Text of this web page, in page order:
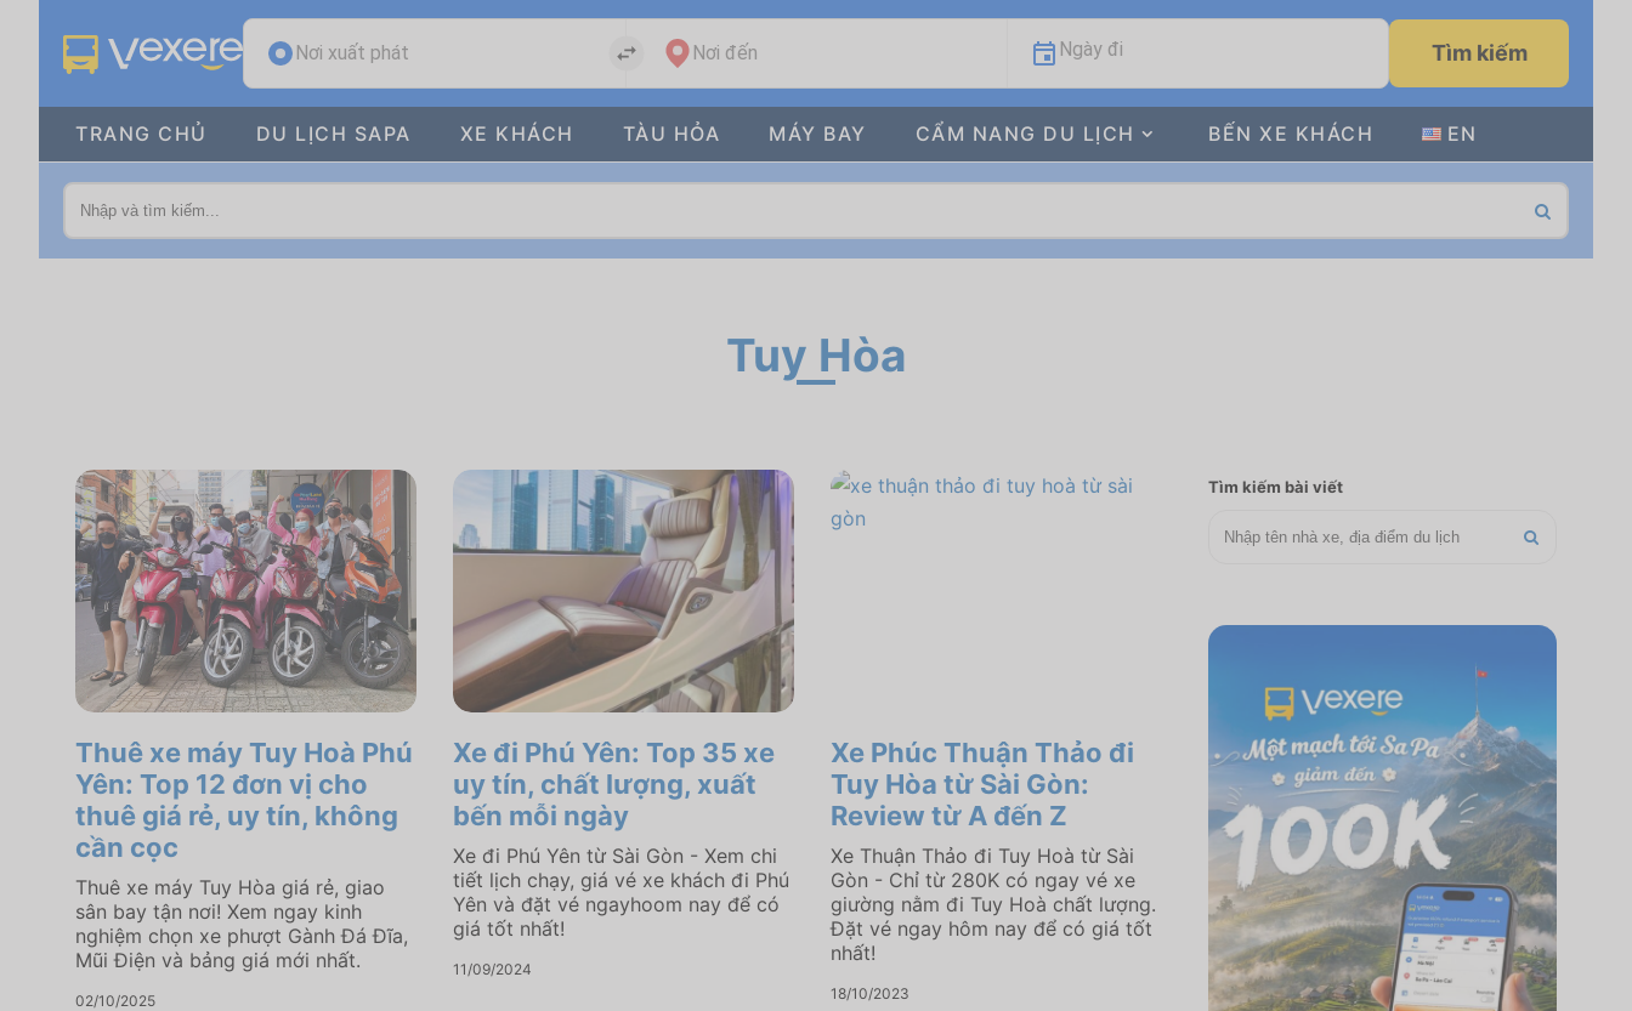
Nơi xuất phát Nơi đến Ngày đi Tìm kiếm
TRANG CHỦ DU LỊCH SAPA XE KHÁCH TÀU HỎA MÁY BAY CẨM NANG DU LỊCH BẾN XE KHÁCH EN
Tuy Hòa
Thuê xe máy Tuy Hoà Phú
Yên: Top 12 đơn vị cho
thuê giá rẻ, uy tín, không
cần cọc
Thuê xe máy Tuy Hòa giá rẻ, giao
sân bay tận nơi! Xem ngay kinh
nghiệm chọn xe phượt Gành Đá Đĩa,
Mũi Điện và bảng giá mới nhất.
02/10/2025
Xe đi Phú Yên: Top 35 xe
uy tín, chất lượng, xuất
bến mỗi ngày
Xe đi Phú Yên từ Sài Gòn - Xem chi
tiết lịch chạy, giá vé xe khách đi Phú
Yên và đặt vé ngayhoom nay để có
giá tốt nhất!
11/09/2024
Xe Phúc Thuận Thảo đi
Tuy Hòa từ Sài Gòn:
Review từ A đến Z
Xe Thuận Thảo đi Tuy Hoà từ Sài
Gòn - Chỉ từ 280K có ngay vé xe
giường nằm đi Tuy Hoà chất lượng.
Đặt vé ngay hôm nay để có giá tốt
nhất!
18/10/2023
Tìm kiếm bài viết